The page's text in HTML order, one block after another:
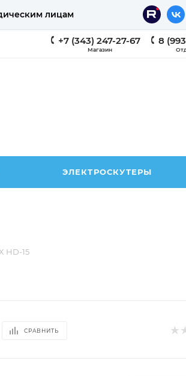
лицам
+7 (343) 247-27-67
Магазин
8
ЭЛЕКТРОСКУТЕРЫ
HD-15
СРАВНИТЬ